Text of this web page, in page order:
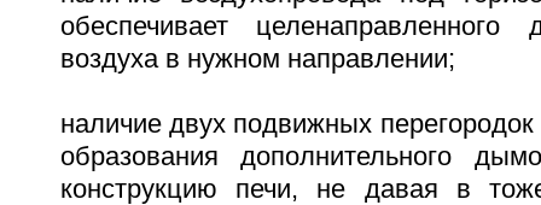
обеспечивает целенаправленного
воздуха в нужном направлении;
наличие двух подвижных
образования дополнительного
конструкцию печи, не давая в